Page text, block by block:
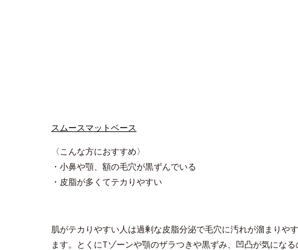
スムースマットベース
〈こんな方におすすめ〉
・小鼻や顎、額の毛穴が黒ずんでいる
・皮脂が多くてテカりやすい
肌がテカりやすい人は過剰な皮脂分泌で毛穴に汚れが溜まりや
ます。とくにTゾーンや顎のザラつきや黒ずみ、凹凸が気にな